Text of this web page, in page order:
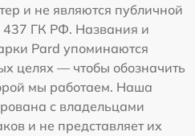
и не являются публичной
437 ГК РФ. Названия и
Pard упоминаются
целях — чтобы обозначить
мы работаем. Наша
с владельцами
и не представляет их